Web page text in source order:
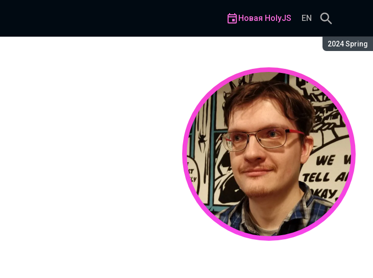
Сезон:
2024 Spring
Новая HolyJS EN